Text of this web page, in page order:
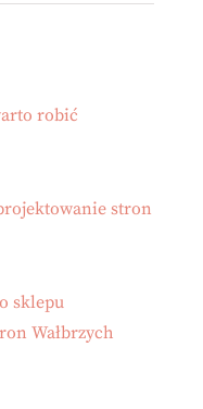
robić
stron
sklepu
Wałbrzych